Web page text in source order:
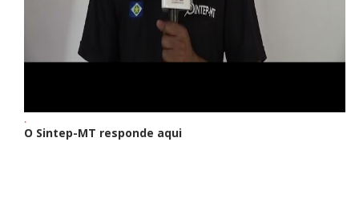
.
O Sintep-MT responde aqui